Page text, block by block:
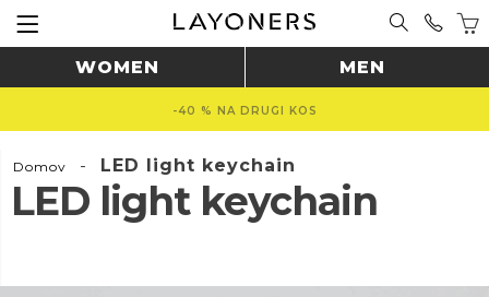
WOMEN MEN
-40 % NA DRUGI KOS
Domov - LED light keychain
LED light keychain